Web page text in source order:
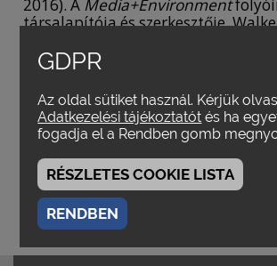
2016). A Media+Environment
társalapítója és szerkesztője.
2019) kutatási projekt tagjaként
környezet kölcsönhatásának
melyről a közeljövőben jelenik meg
(Az életrajz utoljára frissítve: 2020.
A SZERZŐ MŰVEI
Katasztrófa, reprezentáció és az
hányattatásai*
GDPR
Az oldal sütiket használ. Kérjük
Adatkezelési tájékoztatót és ha
fogadja el a Rendben gomb
RÉSZLETES COOKIE LISTA
RENDBEN